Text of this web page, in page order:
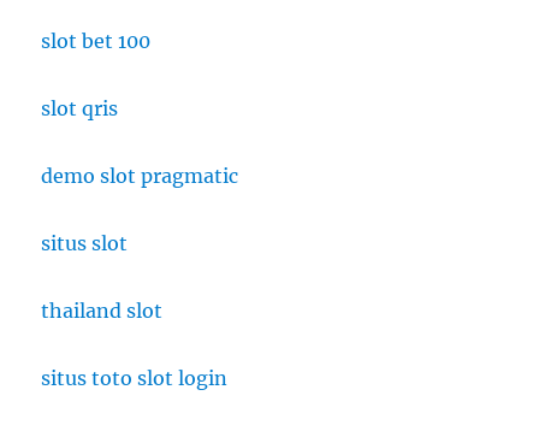
slot bet 100
slot qris
demo slot pragmatic
situs slot
thailand slot
situs toto slot login